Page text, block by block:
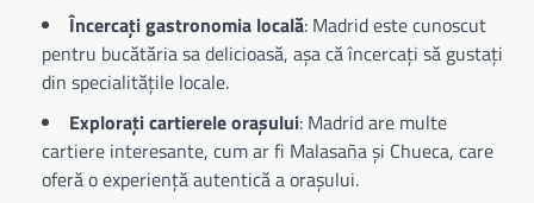
Încercați gastronomia locală: Madrid este cunoscut
pentru bucătăria sa delicioasă, așa că încercați să gustați
din specialitățile locale.
Explorați cartierele orașului: Madrid are multe
cartiere interesante, cum ar fi Malasaña și Chueca, care
oferă o experiență autentică a orașului.